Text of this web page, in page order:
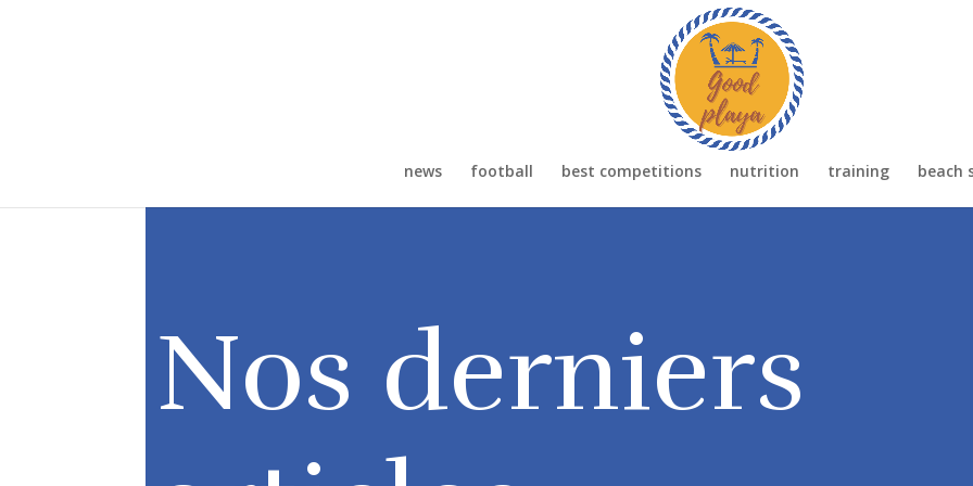
news football best competitions nutrition training beach
Nos derniers